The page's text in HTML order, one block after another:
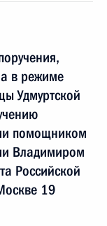
в режиме
Удмуртской
помощником
Владимиром
Российской
19